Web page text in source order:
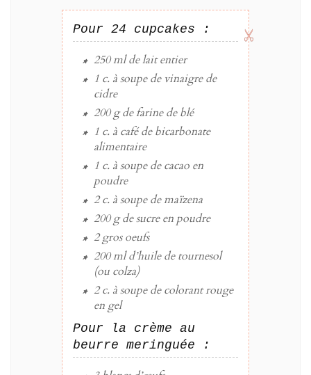
Pour 24 cupcakes :
250 mldelaitentier
1 c. à soupede vinaigre de
cidre
200 gdefarinede blé
1 c. à cafédebicarbonate
alimentaire
1 c. à soupedecacao en
poudre
2 c. à soupedemaïzena
200 gdesucreen poudre
2grosoeufs
200 mld’huile de tournesol
(ou colza)
2 c. à soupedecolorant rouge
en gel
Pour la crème au
beurre meringuée :